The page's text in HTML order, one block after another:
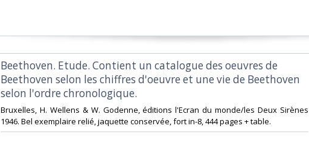
‎Beethoven. Etude. Contient un catalogue des oeuvres de
Beethoven selon les chiffres d'oeuvre et une vie de Beethoven
selon l'ordre chronologique.‎
‎Bruxelles, H. Wellens & W. Godenne, éditions l'Ecran du monde/les Deux Sirènes
1946. Bel exemplaire relié, jaquette conservée, fort in-8, 444 pages + table.‎